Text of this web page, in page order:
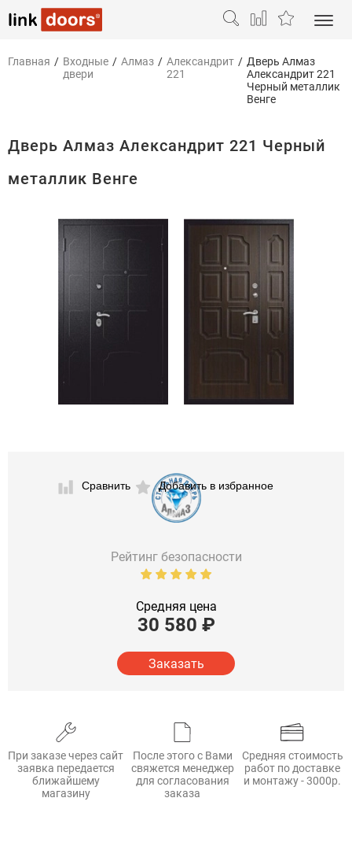
Главная / Входные
двери
/ Алмаз / Александрит
221
/ Дверь Алмаз
Александрит 221
Черный металлик
Венге
Дверь Алмаз Александрит 221 Черный
металлик Венге
Сравнить Добавить в избранное
Рейтинг безопасности
Средняя цена
30 580 ₽
Заказать
При заказе через сайт
заявка передается
ближайшему
магазину
После этого с Вами
свяжется менеджер
для согласования
заказа
Средняя стоимость
работ по доставке
и монтажу - 3000р.